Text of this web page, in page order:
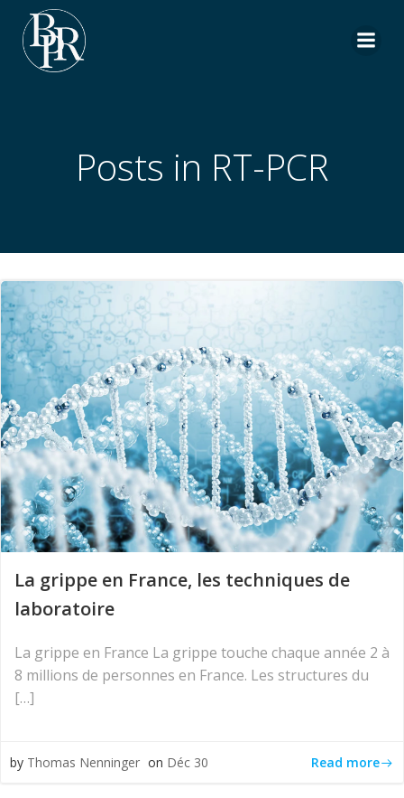
Posts in RT-PCR
La grippe en France, les techniques de
laboratoire
La grippe en France La grippe touche chaque année 2 à
8 millions de personnes en France. Les structures du
[…]
by Thomas Nenninger on Déc 30 Read more